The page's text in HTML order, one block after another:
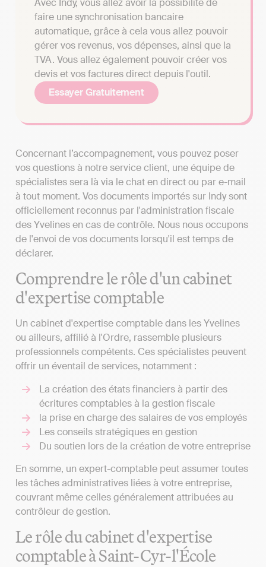
Avec Indy, vous allez avoir la possibilité de
faire une synchronisation bancaire
automatique, grâce à cela vous allez pouvoir
gérer vos revenus, vos dépenses, ainsi que la
TVA. Vous allez également pouvoir créer vos
devis et vos factures direct depuis l'outil.
Essayer Gratuitement
Concernant l’accompagnement, vous pouvez poser
vos questions à notre service client, une équipe de
spécialistes sera là via le chat en direct ou par e-mail
à tout moment. Vos documents importés sur Indy sont
officiellement reconnus par l'administration fiscale
des Yvelines en cas de contrôle. Nous nous occupons
de l'envoi de vos documents lorsqu'il est temps de
déclarer.
Comprendre le rôle d'un cabinet
d'expertise comptable
Un cabinet d'expertise comptable dans les Yvelines
ou ailleurs, affilié à l'Ordre, rassemble plusieurs
professionnels compétents. Ces spécialistes peuvent
offrir un éventail de services, notamment :
La création des états financiers à partir des
écritures comptables à la gestion fiscale
la prise en charge des salaires de vos employés
Les conseils stratégiques en gestion
Du soutien lors de la création de votre entreprise
En somme, un expert-comptable peut assumer toutes
les tâches administratives liées à votre entreprise,
couvrant même celles généralement attribuées au
contrôleur de gestion.
Le rôle du cabinet d'expertise
comptable à Saint-Cyr-l'École